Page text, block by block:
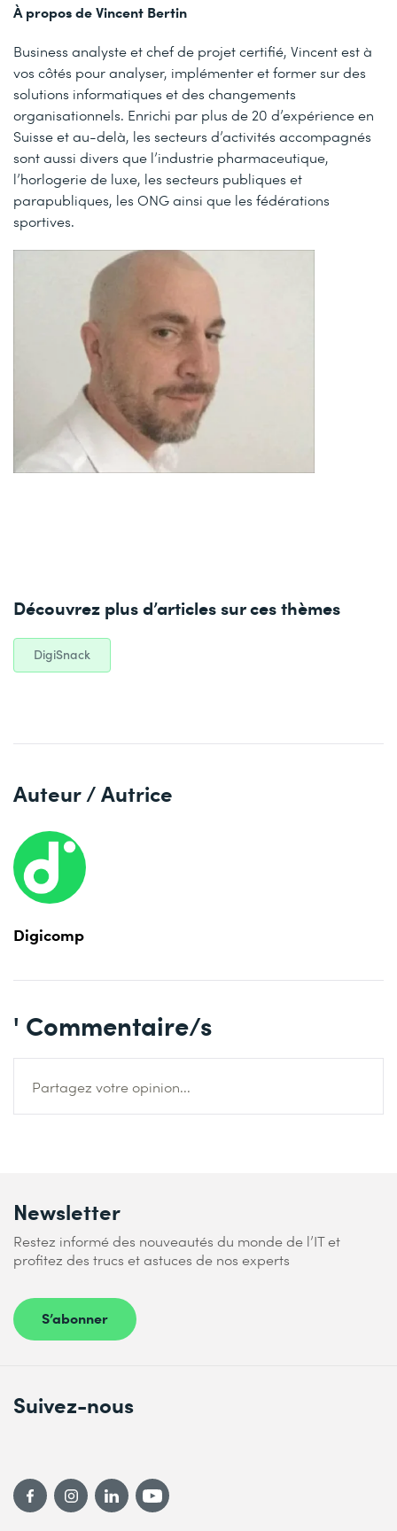
À propos de Vincent Bertin
Business analyste et chef de projet certifié, Vincent est à
vos côtés pour analyser, implémenter et former sur des
solutions informatiques et des changements
organisationnels. Enrichi par plus de 20 d’expérience en
Suisse et au-delà, les secteurs d’activités accompagnés
sont aussi divers que l’industrie pharmaceutique,
l’horlogerie de luxe, les secteurs publiques et
parapubliques, les ONG ainsi que les fédérations
sportives.
Découvrez plus d’articles sur ces thèmes
DigiSnack
Auteur / Autrice
Digicomp
' Commentaire/s
Partagez votre opinion...
Newsletter
Restez informé des nouveautés du monde de l’IT et
profitez des trucs et astuces de nos experts
S’abonner
Suivez-nous